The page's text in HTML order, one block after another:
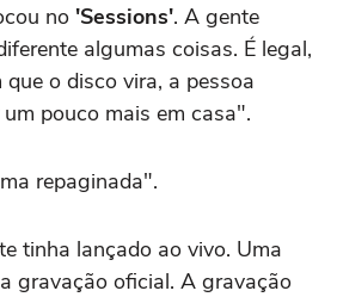
no 'Sessions'. A gente
algumas coisas. É legal,
o disco vira, a pessoa
pouco mais em casa".
repaginada".
tinha lançado ao vivo. Uma
gravação oficial. A gravação